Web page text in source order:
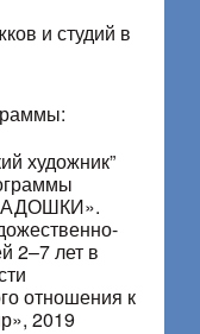
и студий в
художник”
2–7 лет в
отношения к
2019